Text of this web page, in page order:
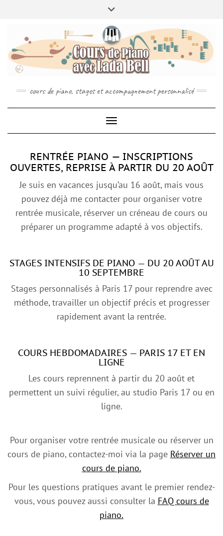
content
À PROPOS
RÉSERVEZ VOTRE COURS DE PIANO
SPOTIFY
YOUTUBE
INSTAGRAM
cours de piano, stages et accompagnement personnalisé
Toggle Navigation
RENTRÉE PIANO — INSCRIPTIONS
OUVERTES, REPRISE À PARTIR DU 20 AOÛT
Je suis en vacances jusqu’au 16 août, mais vous
pouvez déjà me contacter pour organiser votre
rentrée musicale, réserver un créneau de cours ou
préparer un programme adapté à vos objectifs.
STAGES INTENSIFS DE PIANO — DU 20 AOÛT AU
10 SEPTEMBRE
Stages personnalisés à Paris 17 pour reprendre avec
méthode, travailler un objectif précis et progresser
rapidement avant la rentrée.
COURS HEBDOMADAIRES — PARIS 17 ET EN
LIGNE
Les cours reprennent à partir du 20 août et
permettent un suivi régulier, au studio Paris 17 ou en
ligne.
Pour organiser votre rentrée musicale ou réserver un
cours de piano, contactez-moi via la page Réserver un
cours de piano.
Pour les questions pratiques avant le premier rendez-
vous, vous pouvez aussi consulter la FAQ cours de
piano.
Tarifs de
piano et
varient selon
vos objectifs
projet
musical.